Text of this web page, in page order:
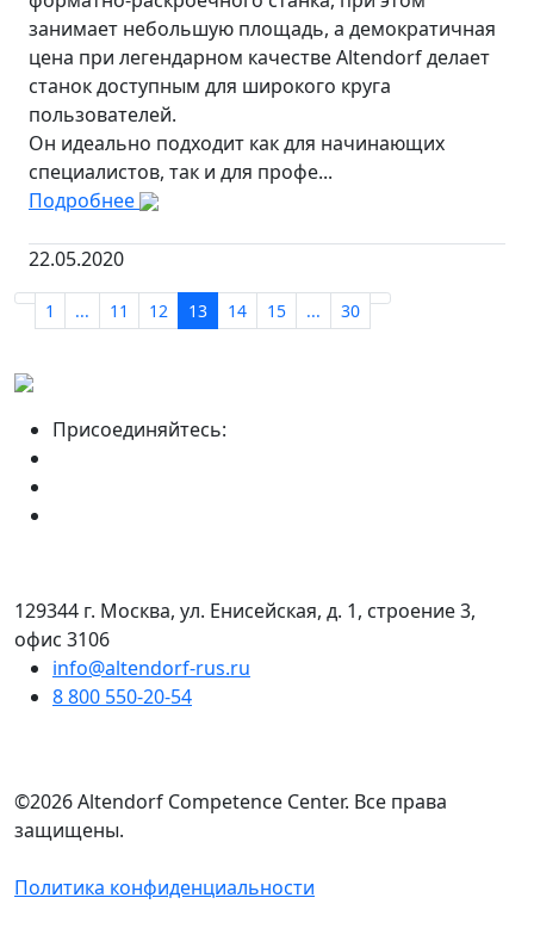
занимает небольшую площадь, а демократичная
цена при легендарном качестве Altendorf делает
станок доступным для широкого круга
пользователей.
Он идеально подходит как для начинающих
специалистов, так и для профе...
Подробнее
22.05.2020
1 ... 11 12 13 14 15 ... 30
Присоединяйтесь:
129344 г. Москва, ул. Енисейская, д. 1, строение 3,
офис 3106
info@altendorf-rus.ru
8 800 550-20-54
©2026 Altendorf Сompetence Сenter. Все права
защищены.
Политика конфиденциальности